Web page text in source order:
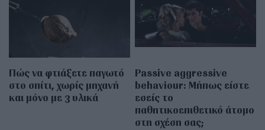
Πώς να φτιάξετε παγωτό
στο σπίτι, χωρίς μηχανή
και μόνο με 3 υλικά
Passive aggressive
behaviour: Μήπως είστε
εσείς το
παθητικοεπιθετικό άτομο
στη σχέση σας;